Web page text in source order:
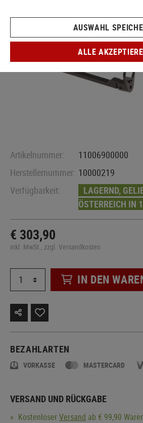
Artikelnummer:
11006900000
Herstellernummer: 10000219
Verfügbarkeit:
LAGERND,
ÖSTERREICH IN
€ 303,90
inkl. MwSt., zzgl. Versandkosten
IN DEN
BEZAHLARTEN
VORKASSE MASTERCARD
VERSAND UND RÜCKGABE
KostenloserVersand ab € 99,90
AUSWAHL
ALLE